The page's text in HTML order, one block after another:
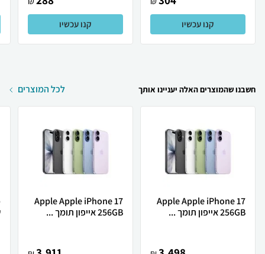
קנו עכשיו קנו עכשיו
חשבנו שהמוצרים האלה יעניינו אותך לכל המוצרים
Apple Apple iPhone 17
256GB אייפון תומך ...
Apple Apple iPhone 17
256GB אייפון תומך ...